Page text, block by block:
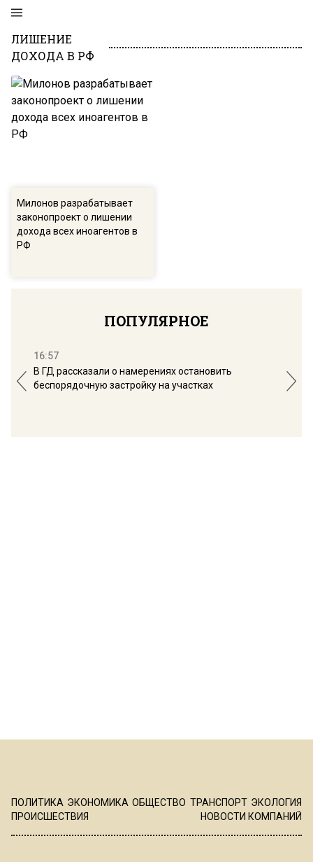
ЛИШЕНИЕ
ДОХОДА В РФ
Милонов разрабатывает
законопроект о лишении
дохода всех иноагентов в
РФ
ПОПУЛЯРНОЕ
16:57
В ГД рассказали о намерениях остановить
беспорядочную застройку на участках
ПОЛИТИКА ЭКОНОМИКА ОБЩЕСТВО ТРАНСПОРТ ЭКОЛОГИЯ
ПРОИСШЕСТВИЯ
НОВОСТИ КОМПАНИЙ